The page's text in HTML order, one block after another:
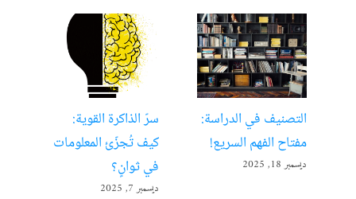
التصنيف في الدراسة:
مفتاح الفهم السريع!
ديسمبر 18, 2025
سرّ الذاكرة القوية:
كيف تُجزّئ المعلومات
في ثوانٍ؟
ديسمبر 7, 2025